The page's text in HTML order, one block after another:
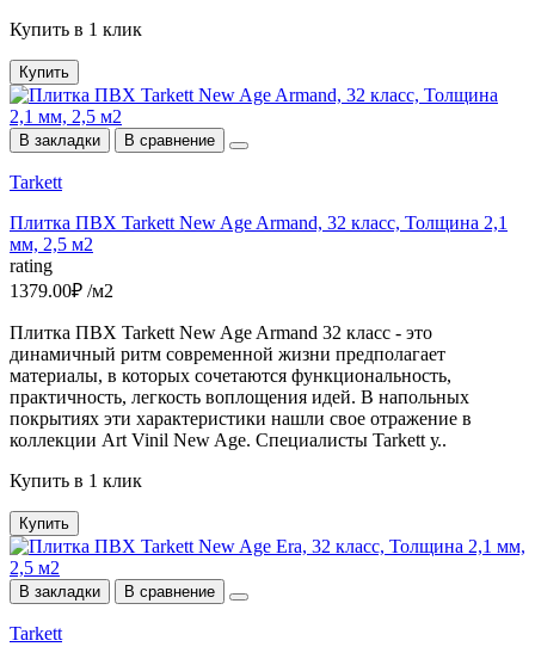
Купить в 1 клик
Купить
В закладки В сравнение
Tarkett
Плитка ПВХ Tarkett New Age Armand, 32 класс, Толщина 2,1
мм, 2,5 м2
rating
1379.00₽ /м2
Плитка ПВХ Tarkett New Age Armand 32 класс - это
динамичный ритм современной жизни предполагает
материалы, в которых сочетаются функциональность,
практичность, легкость воплощения идей. В напольных
покрытиях эти характеристики нашли свое отражение в
коллекции Art Vinil New Age. Cпециалисты Tarkett у..
Купить в 1 клик
Купить
В закладки В сравнение
Tarkett